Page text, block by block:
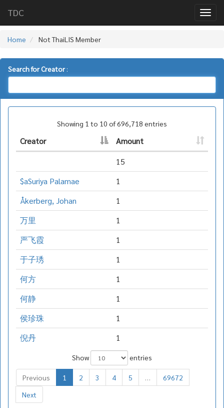
TDC
Home Not ThaiLIS Member
Search for Creator:
Showing 1 to 10 of 696,718 entries
Creator
Amount
15
$aSuriya Palamae
1
Åkerberg, Johan
1
万里
1
严飞霞
1
于子琇
1
何方
1
何静
1
侯珍珠
1
倪丹
1
Show entries
Previous 1 2 3 4 5 …
69672
Next